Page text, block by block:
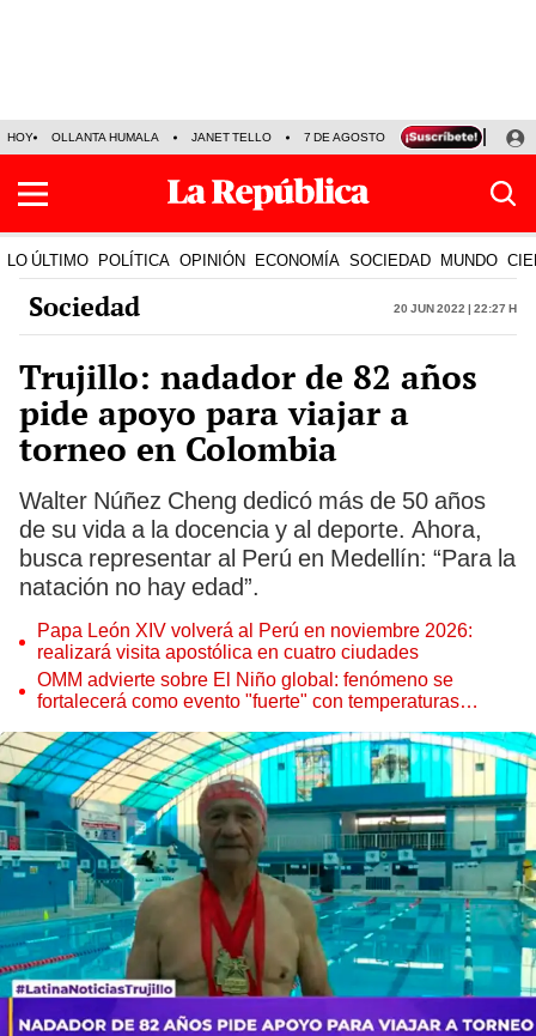
HOY OLLANTA HUMALA JANET TELLO 7 DE AGOSTO TINKA RESULTADOS
LO ÚLTIMO POLÍTICA OPINIÓN ECONOMÍA SOCIEDAD MUNDO
Sociedad 20 Jun 2022 | 22:27 h
Trujillo: nadador de 82 años
pide apoyo para viajar a
torneo en Colombia
Walter Núñez Cheng dedicó más de 50 años
de su vida a la docencia y al deporte. Ahora,
busca representar al Perú en Medellín: “Para la
natación no hay edad”.
Papa León XIV volverá al Perú en noviembre 2026:
realizará visita apostólica en cuatro ciudades
OMM advierte sobre El Niño global: fenómeno se
fortalecerá como evento "fuerte" con temperaturas